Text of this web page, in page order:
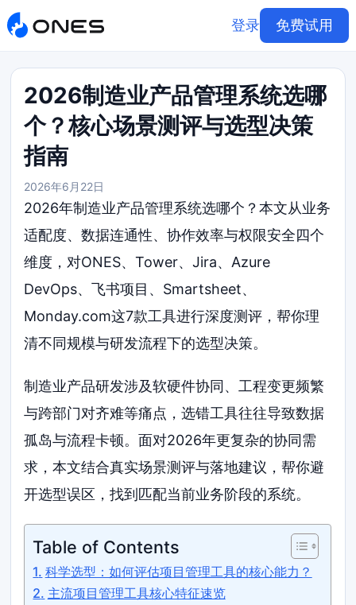
登录 免费试用
2026制造业产品管理系统选哪
个？核心场景测评与选型决策
指南
2026年6月22日
2026年制造业产品管理系统选哪个？本文从业务
适配度、数据连通性、协作效率与权限安全四个
维度，对ONES、Tower、Jira、Azure
DevOps、飞书项目、Smartsheet、
Monday.com这7款工具进行深度测评，帮你理
清不同规模与研发流程下的选型决策。
制造业产品研发涉及软硬件协同、工程变更频繁
与跨部门对齐难等痛点，选错工具往往导致数据
孤岛与流程卡顿。面对2026年更复杂的协同需
求，本文结合真实场景测评与落地建议，帮你避
开选型误区，找到匹配当前业务阶段的系统。
Table of Contents
科学选型：如何评估项目管理工具的核心能力？
主流项目管理工具核心特征速览